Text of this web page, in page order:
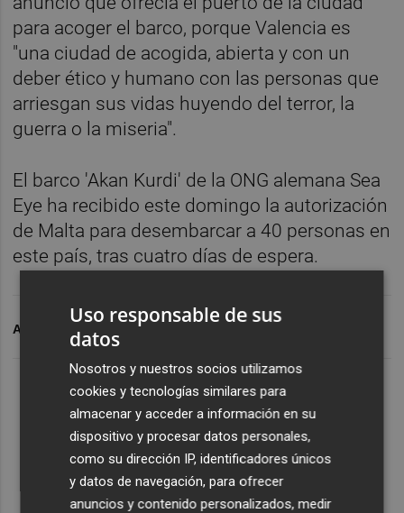
para acoger el barco, porque Valencia es
"una ciudad de acogida, abierta y con un
deber ético y humano con las personas que
arriesgan sus vidas huyendo del terror, la
guerra o la miseria".
El barco 'Akan Kurdi' de la ONG alemana Sea
Eye ha recibido este domingo la autorización
de Malta para desembarcar a 40 personas en
este país, tras cuatro días de espera.
ARCHIVADO EN OPEN ARMS
Uso responsable de sus
datos
Nosotros y nuestros socios utilizamos
cookies y tecnologías similares para
almacenar y acceder a información en su
dispositivo y procesar datos personales,
como su dirección IP, identificadores únicos
y datos de navegación, para ofrecer
anuncios y contenido personalizados, medir